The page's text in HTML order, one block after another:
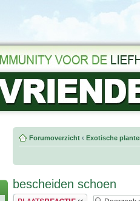
Forumoverzicht ‹ Exotische
bescheiden schoen
Plaats een reactie